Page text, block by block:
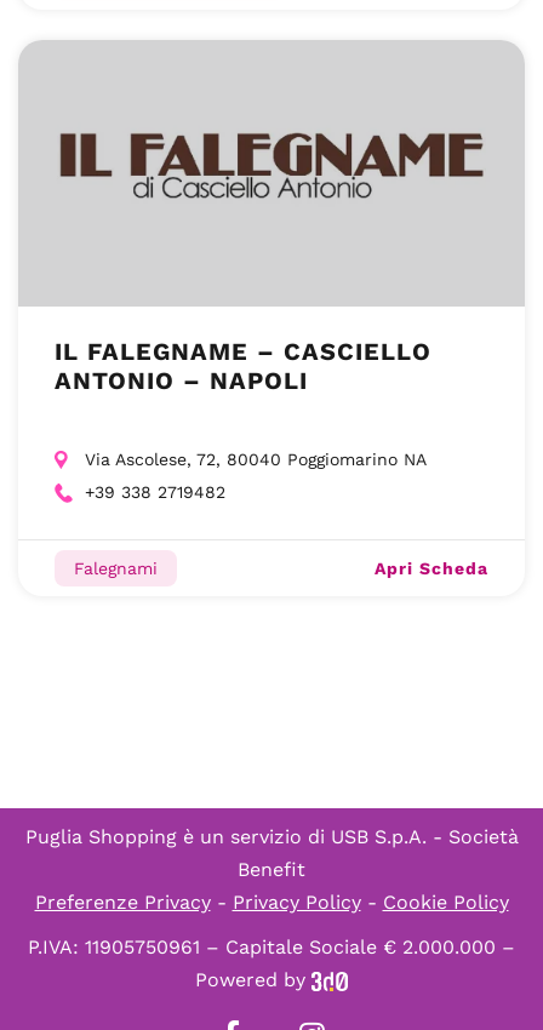
IL FALEGNAME – CASCIELLO
ANTONIO – NAPOLI
Via Ascolese, 72, 80040 Poggiomarino NA
+39 338 2719482
Falegnami Apri Scheda
Puglia Shopping è un servizio di USB S.p.A. - Società
Benefit
Preferenze Privacy- Privacy Policy- Cookie Policy
P.IVA: 11905750961 – Capitale Sociale € 2.000.000 –
Powered by